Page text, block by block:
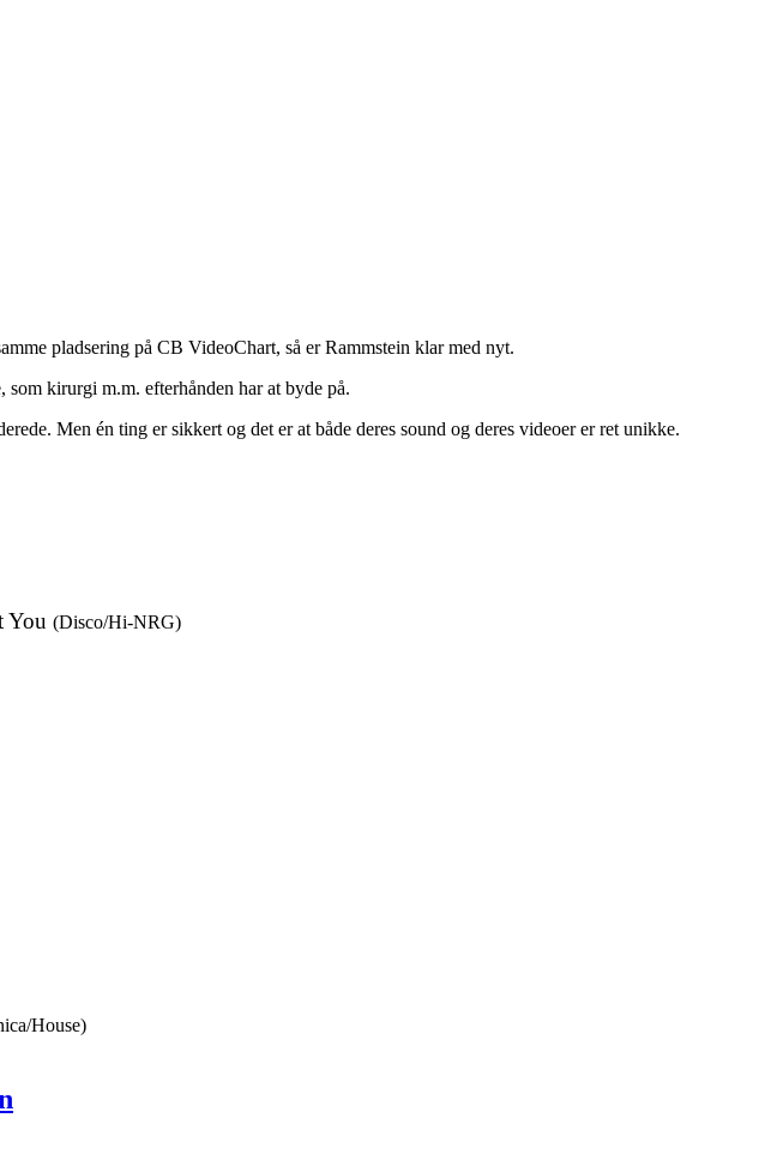
pladsering på CB VideoChart, så er Rammstein klar med nyt.
kirurgi m.m. efterhånden har at byde på.
Men én ting er sikkert og det er at både deres sound og deres videoer er ret unikke.
You (Disco/Hi-NRG)
House)